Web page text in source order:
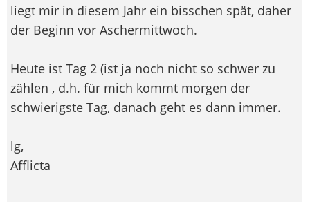
liegt mir in diesem Jahr ein bisschen spät, daher
der Beginn vor Aschermittwoch.
Heute ist Tag 2 (ist ja noch nicht so schwer zu
zählen , d.h. für mich kommt morgen der
schwierigste Tag, danach geht es dann immer.
lg,
Afflicta